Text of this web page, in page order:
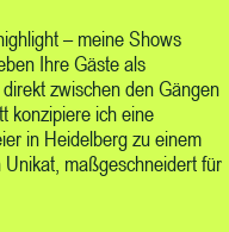
– meine Shows
Ihre Gäste als
zwischen den Gängen
konzipiere ich eine
in Heidelberg zu einem
maßgeschneidert für